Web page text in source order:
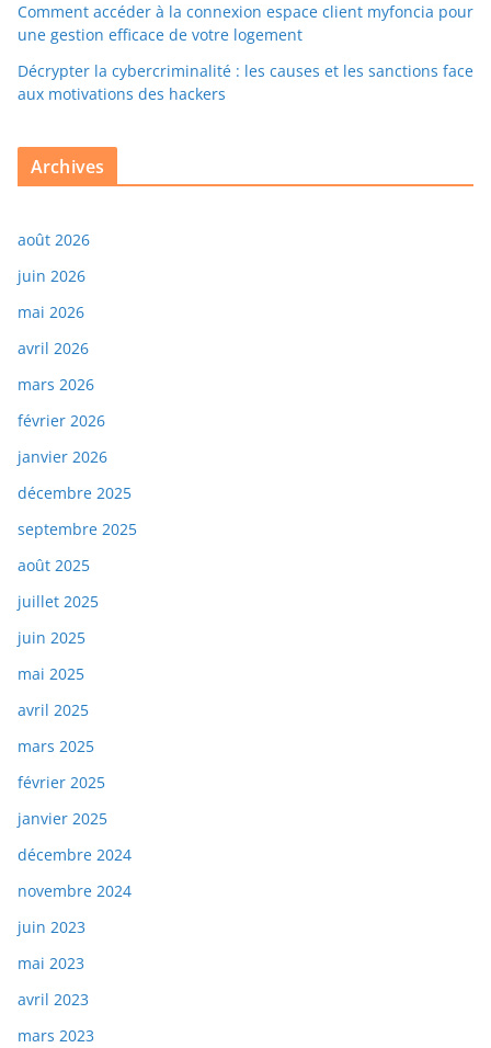
Comment accéder à la connexion espace client myfoncia pour
une gestion efficace de votre logement
Décrypter la cybercriminalité : les causes et les sanctions face
aux motivations des hackers
Archives
août 2026
juin 2026
mai 2026
avril 2026
mars 2026
février 2026
janvier 2026
décembre 2025
septembre 2025
août 2025
juillet 2025
juin 2025
mai 2025
avril 2025
mars 2025
février 2025
janvier 2025
décembre 2024
novembre 2024
juin 2023
mai 2023
avril 2023
mars 2023